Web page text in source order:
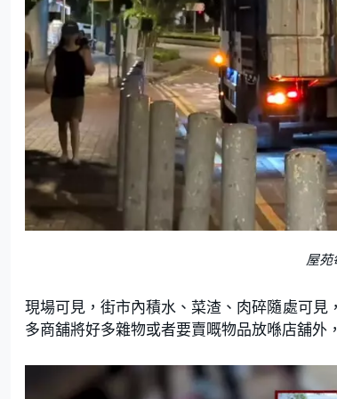
屋苑
現場可見，街市內積水、菜渣、肉碎隨處可
多商舖將好多雜物或者要賣嘅物品放喺店舖外